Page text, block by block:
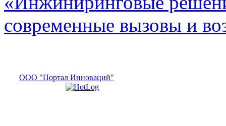
современные вызовы и
ООО "Портал Инноваций"